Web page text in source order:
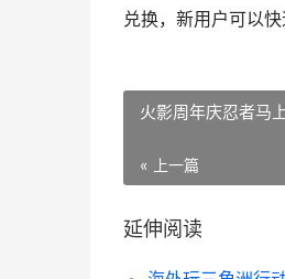
兑换，新用户可以
火影周年庆忍者马
« 上一篇
延伸阅读